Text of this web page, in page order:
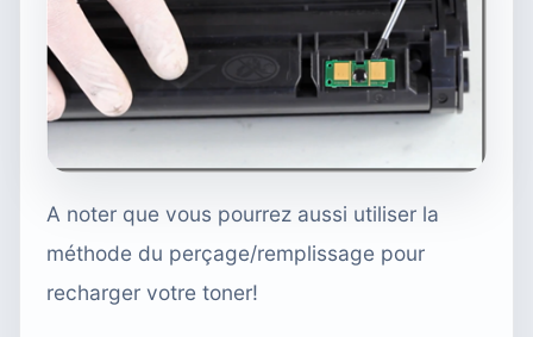
A noter que vous pourrez aussi utiliser la
méthode du perçage/remplissage pour
recharger votre toner!